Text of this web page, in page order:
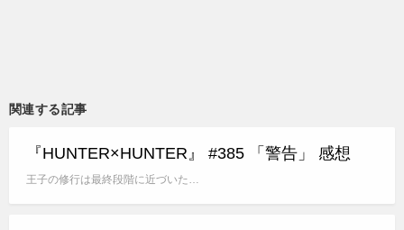
関連する記事
『HUNTER×HUNTER』 #385 「警告」 感想
王子の修行は最終段階に近づいた…